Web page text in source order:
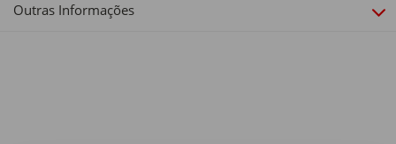
Outras Informações